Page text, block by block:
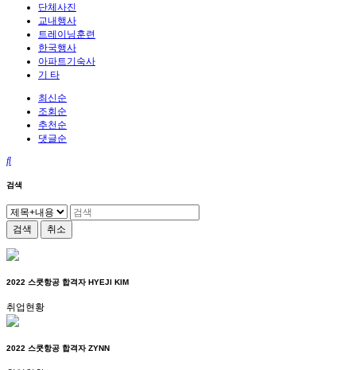
단체사진
교내행사
트레이닝훈련
한국행사
아파트기숙사
기 타
최신순
조회순
추천순
댓글순
검색
검색 취소
2022 스쿳항공 합격자 HYEJI KIM
취업현황
2022 스쿳항공 합격자 ZYNN